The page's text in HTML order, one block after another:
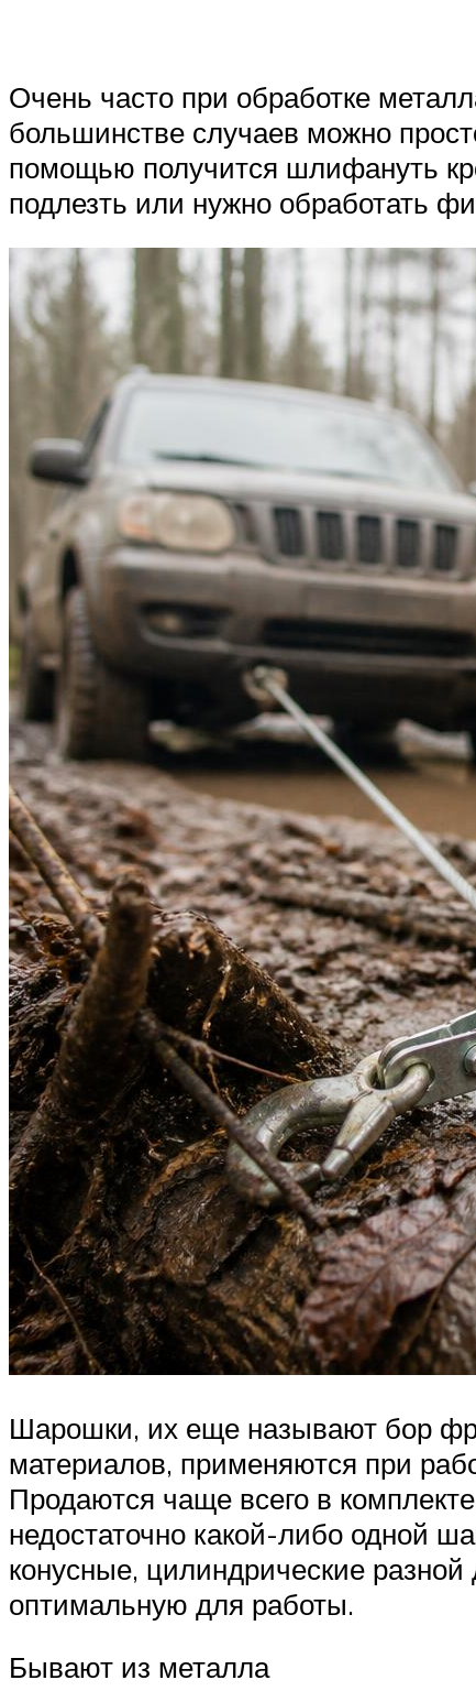
Очень часто при обработке
большинстве случаев можно
помощью получится шлифануть
подлезть или нужно обработать
Шарошки, их еще называют бор
материалов, применяются при
Продаются чаще всего в
недостаточно какой-либо одной
конусные, цилиндрические
оптимальную для работы.
Бывают из металла